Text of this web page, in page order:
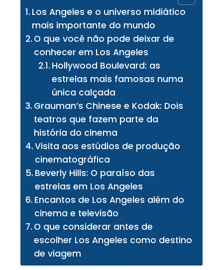
Los Angeles e o universo midiático
mais importante do mundo
O que você não pode deixar de
conhecer em Los Angeles
Hollywood Boulevard: as
estrelas mais famosas numa
única calçada
Grauman’s Chinese e Kodak: Dois
teatros que fazem parte da
história do cinema
Visita aos estúdios de produção
cinematográfica
Beverly Hills: O paraíso das
estrelas em Los Angeles
Encantos de Los Angeles além do
cinema e televisão
O que considerar antes de
escolher Los Angeles como destino
de viagem